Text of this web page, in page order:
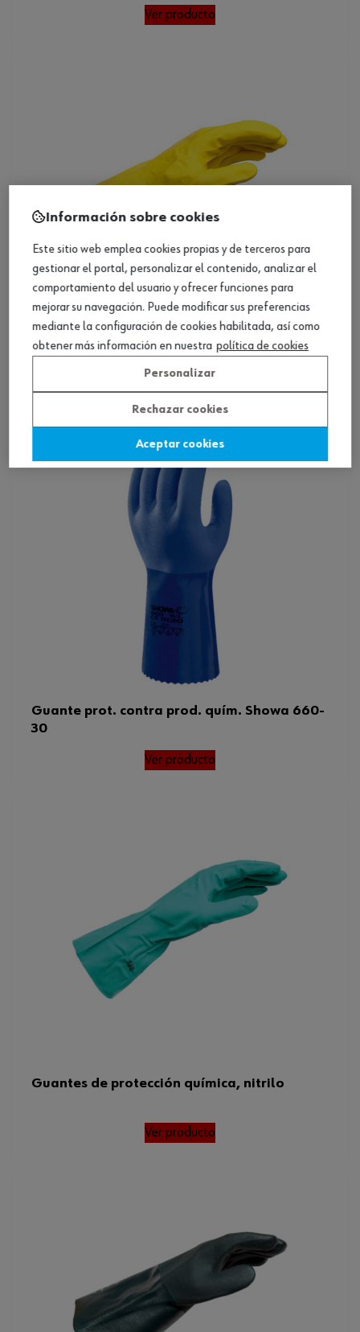
Ver producto
Guante prot. contr prod. quím., látex natural
Guante prot. contra prod. quím. Showa 660-
30
Ver producto
Guantes de protección química, nitrilo
Ver producto
Información sobre cookies
Este sitio web emplea cookies propias y de terceros para
gestionar el portal, personalizar el contenido, analizar el
comportamiento del usuario y ofrecer funciones para
mejorar su navegación. Puede modificar sus preferencias
mediante la configuración de cookies habilitada, así como
obtener más información en nuestra política de cookies
Personalizar
Rechazar cookies
Aceptar cookies